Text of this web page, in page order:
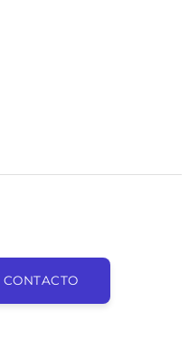
CONTACTO